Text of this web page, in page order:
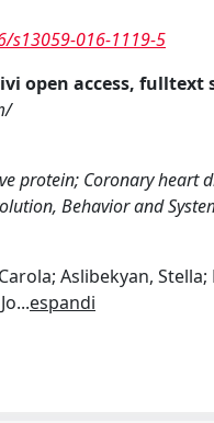
s13059-016-1119-5
open access, fulltext
protein; Coronary heart
Behavior and
Aslibekyan,
...espandi